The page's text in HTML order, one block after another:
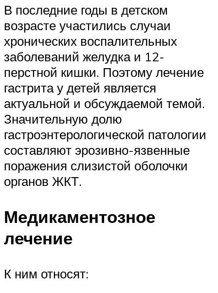
В последние годы в детском
возрасте участились случаи
хронических воспалительных
заболеваний желудка и 12-
перстной кишки. Поэтому лечение
гастрита у детей является
актуальной и обсуждаемой темой.
Значительную долю
гастроэнтерологической патологии
составляют эрозивно-язвенные
поражения слизистой оболочки
органов ЖКТ.
Медикаментозное
лечение
К ним относят: